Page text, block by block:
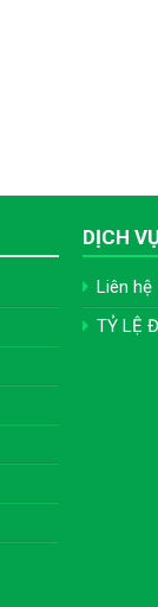
DỊCH
Liên hệ
TỶ LỆ